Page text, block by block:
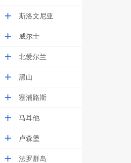
斯洛文尼亚
威尔士
北爱尔兰
黑山
塞浦路斯
马耳他
卢森堡
法罗群岛